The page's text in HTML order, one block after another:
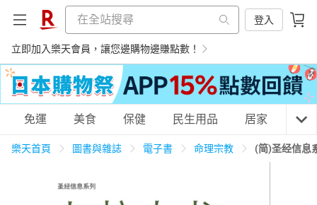
登入
立即加入樂天會員，讓您邊購物邊賺點數！
購物網分類
天天免運
免運 美食 保健 民生用品 居家 3C
樂天首頁 圖書與雜誌 電子書 命理宗教 (简)圣经信息